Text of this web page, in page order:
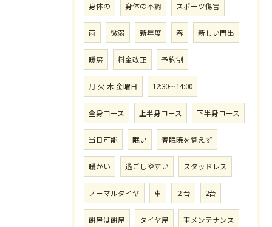
身体の 身体の不調 スポーツ傷害
雨 微弱 新年度 春 新しい門出
暖房 料金改正 予約制
月.火.木.金曜日 12:30〜14:00
全身コース 上半身コース 下半身コース
当日可能 眠い 春眠暁を覚えず
暖かい 過ごしやすい スタッドレス
ノーマルタイヤ 車 ２台 2台
餅屋は餅屋 タイヤ屋 車メンテナンス